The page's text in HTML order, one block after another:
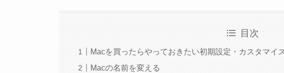
目次
Macを買ったらやっておきたい初期設定・カスタマイ
Macの名前を変える